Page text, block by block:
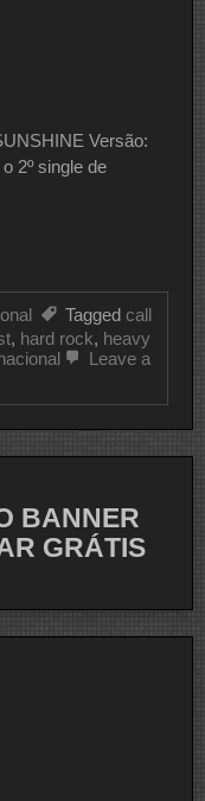
Versão:
2º single de
Tagged call
, hard rock, heavy
Leave a
BANNER
GRÁTIS